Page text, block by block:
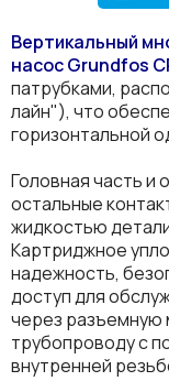
Вертикальный
насос Grundfos
патрубками,
лайн"), что
горизонтальной
Головная часть и
остальные
жидкостью
Картриджное
надежность,
доступ для
через разъемную
трубопроводу с
внутренней